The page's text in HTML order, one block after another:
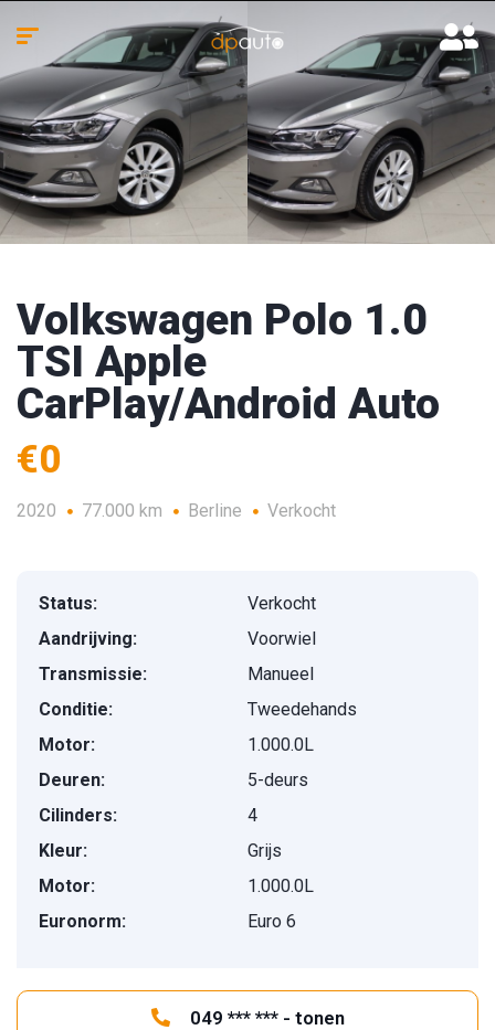
Volkswagen Polo 1.0
TSI Apple
CarPlay/Android Auto
€0
2020 77.000 km Berline Verkocht
Status:
Verkocht
Aandrijving:
Voorwiel
Transmissie:
Manueel
Conditie:
Tweedehands
Motor:
1.000.0L
Deuren:
5-deurs
Cilinders:
4
Kleur:
Grijs
Motor:
1.000.0L
Euronorm:
Euro 6
049 *** *** - tonen